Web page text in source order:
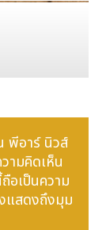
พีอาร์ นิวส์
ามคิดเห็น
อเป็นความ
แสดงถึงมุม